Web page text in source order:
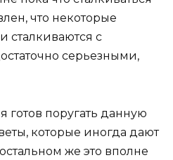
что некоторые
сталкиваются с
серьезными,
готов поругать данную
которые иногда дают
же это вполне